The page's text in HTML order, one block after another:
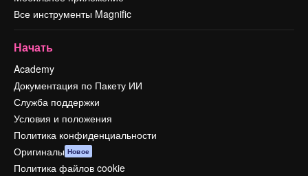
Все инструменты Magnific
Начать
Academy
Документация по Пакету ИИ
Служба поддержки
Условия и положения
Политика конфиденциальности
Оригиналы Новое
Политика файлов cookie